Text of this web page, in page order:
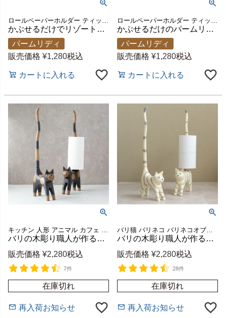
かぶせるだけでリゾート感漂うパームリディのトイレットペーパーケース スクエア型 [8423]
パームリディ
販売価格 ¥1,280税込
カートに入れる
かぶせるだけのパームリディ製トイレットペーパーケース ラウンド型 [8422]
パームリディ
販売価格 ¥1,280税込
カートに入れる
バリの木彫り職人が作る猫のトイレットペーパーホルダー 天然木 [13983]
販売価格 ¥2,280税込
7件
在庫切れ
再入荷お知らせ
バリの木彫り職人が作る猫のトイレットペーパーホルダー オフホワイト [13988]
販売価格 ¥2,280税込
28件
在庫切れ
再入荷お知らせ